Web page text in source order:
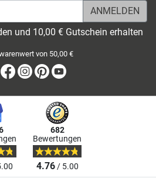
und 10,00 € Gutschein erhalten
von 50,00 €
BlogFacebook
Instagram
Pinterest
682
Bewertungen
4.76/ 5.00